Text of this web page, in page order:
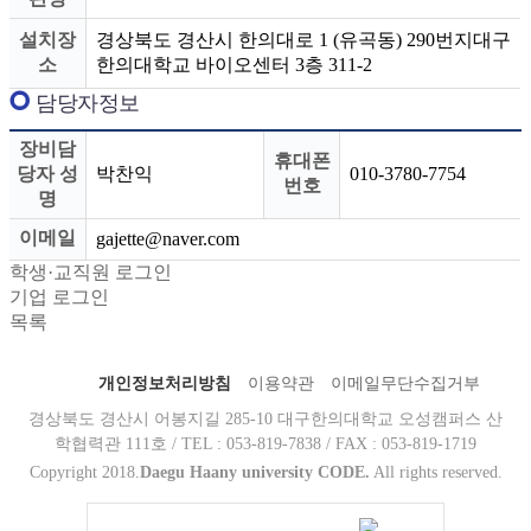
설치장
소
경상북도 경산시 한의대로 1 (유곡동) 290번지대구
한의대학교 바이오센터 3층 311-2
담당자정보
장비담
당자 성
명
박찬익
휴대폰
번호
010-3780-7754
이메일
gajette@naver.com
학생·교직원 로그인
기업 로그인
목록
개인정보처리방침 이용약관
이메일무단수집거부
경상북도 경산시 어봉지길 285-10 대구한의대학교 오성캠퍼스 산
학협력관 111호 / TEL : 053-819-7838 / FAX : 053-819-1719
Copyright 2018. Daegu Haany university CODE. All rights reserved.